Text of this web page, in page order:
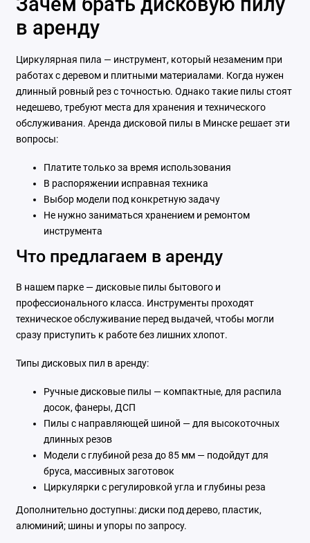
в аренду
Циркулярная пила — инструмент, который незаменим при
работах с деревом и плитными материалами. Когда нужен
длинный ровный рез с точностью. Однако такие пилы стоят
недешево, требуют места для хранения и технического
обслуживания. Аренда дисковой пилы в Минске решает эти
вопросы:
Платите только за время использования
В распоряжении исправная техника
Выбор модели под конкретную задачу
Не нужно заниматься хранением и ремонтом
инструмента
Что предлагаем в аренду
В нашем парке — дисковые пилы бытового и
профессионального класса. Инструменты проходят
техническое обслуживание перед выдачей, чтобы могли
сразу приступить к работе без лишних хлопот.
Типы дисковых пил в аренду:
Ручные дисковые пилы — компактные, для распила
досок, фанеры, ДСП
Пилы с направляющей шиной — для высокоточных
длинных резов
Модели с глубиной реза до 85 мм — подойдут для
бруса, массивных заготовок
Циркулярки с регулировкой угла и глубины реза
Дополнительно доступны: диски под дерево, пластик,
алюминий; шины и упоры по запросу.